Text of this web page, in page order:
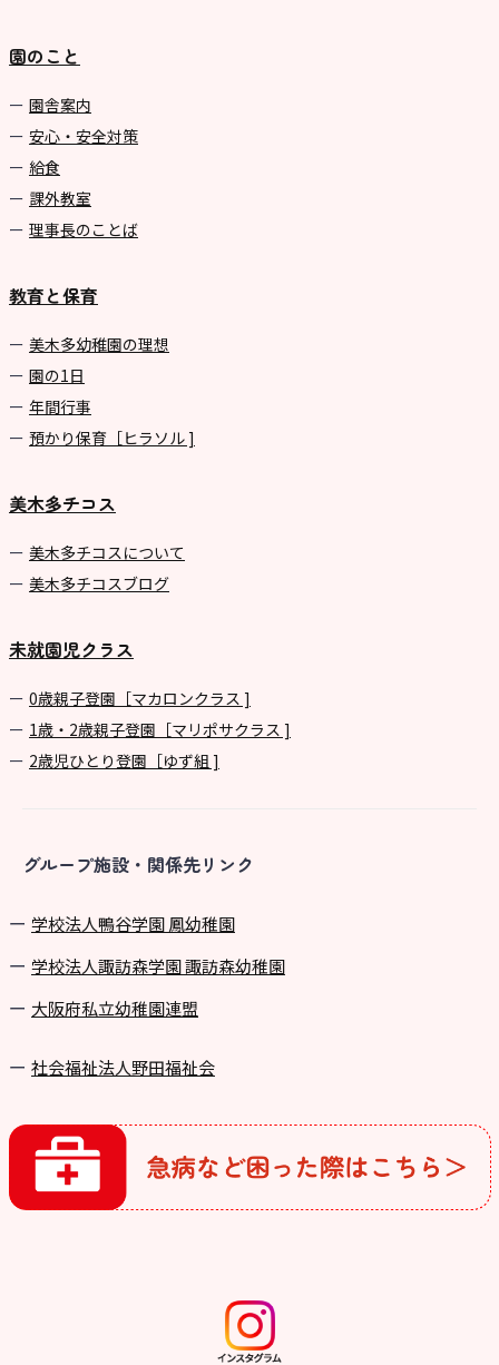
園のこと
園舎案内
安心・安全対策
給食
課外教室
理事長のことば
教育と保育
美⽊多幼稚園の理想
園の1⽇
年間⾏事
預かり保育［ヒラソル ]
美木多チコス
美⽊多チコスについて
美⽊多チコスブログ
未就園児クラス
0歳親子登園［マカロンクラス ]
1歳・2歳親子登園［マリポサクラス ]
2歳児ひとり登園［ゆず組 ]
グループ施設・関係先リンク
学校法⼈鴨⾕学園 鳳幼稚園
学校法⼈諏訪森学園 諏訪森幼稚園
⼤阪府私⽴幼稚園連盟
社会福祉法人野田福祉会
学校法⼈諏訪森学園 諏訪森幼稚
園
⼤阪府私⽴幼稚園連盟
社会福祉法人野田福祉会